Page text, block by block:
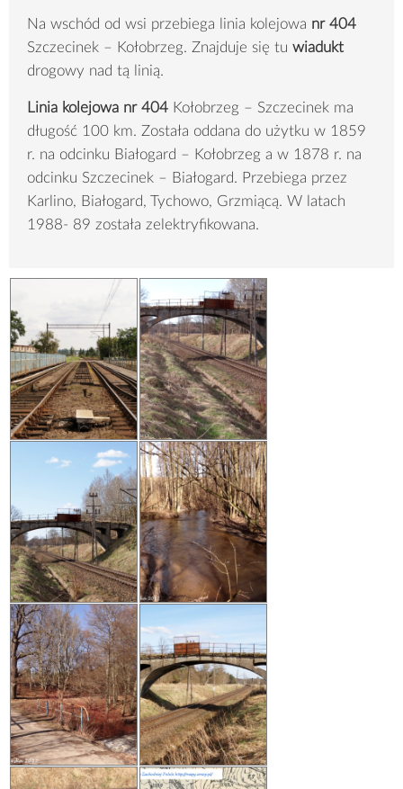
Na wschód od wsi przebiega linia kolejowa nr 404
Szczecinek – Kołobrzeg. Znajduje się tu wiadukt
drogowy nad tą linią.
Linia kolejowa nr 404 Kołobrzeg – Szczecinek ma
długość 100 km. Została oddana do użytku w 1859
r. na odcinku Białogard – Kołobrzeg a w 1878 r. na
odcinku Szczecinek – Białogard. Przebiega przez
Karlino, Białogard, Tychowo, Grzmiącą. W latach
1988- 89 została zelektryfikowana.